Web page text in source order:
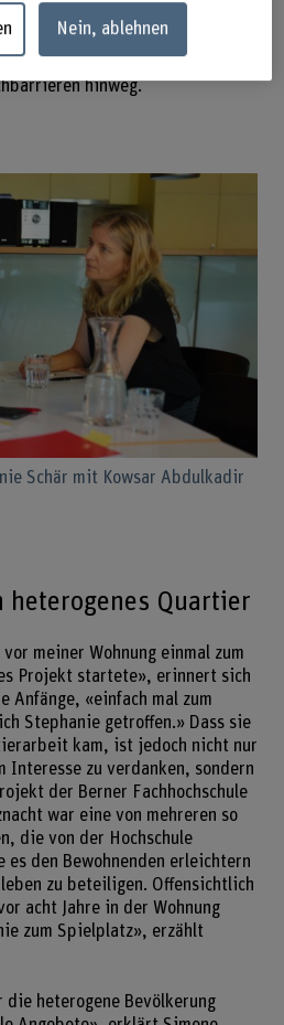
Schär eine
Das heisst, sie beteiligt sich
hinweg.
Schär mit Kowsar Abdulkadir
heterogenes Quartier
meiner Wohnung einmal zum
Projekt startete», erinnert sich
Anfänge, «einfach mal zum
Stephanie getroffen.» Dass sie
kam, ist jedoch nicht nur
Interesse zu verdanken, sondern
der Berner Fachhochschule
war eine von mehreren so
die von der Hochschule
den Bewohnenden erleichtern
zu beteiligen. Offensichtlich
acht Jahre in der Wohnung
zum Spielplatz», erzählt
heterogene Bevölkerung
Nein, ablehnen